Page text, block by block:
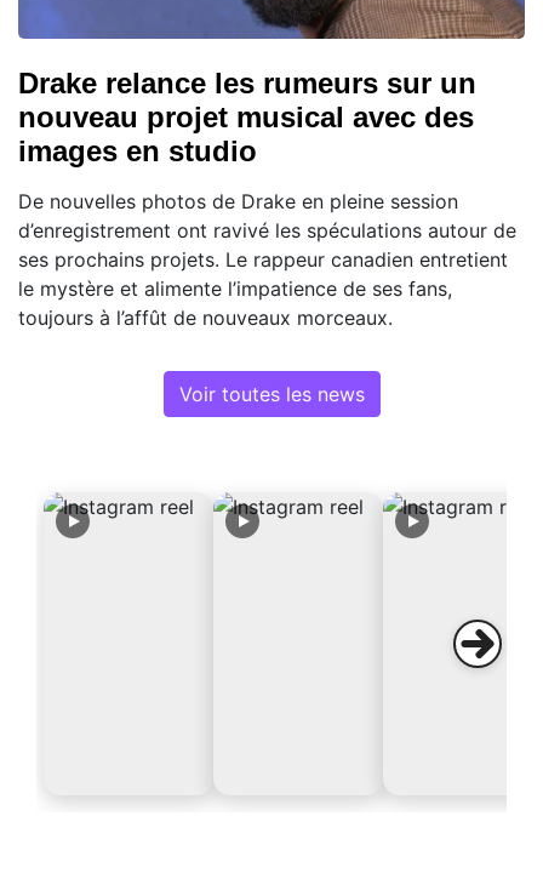
Drake relance les rumeurs sur un
nouveau projet musical avec des
images en studio
De nouvelles photos de Drake en pleine session
d’enregistrement ont ravivé les spéculations autour de
ses prochains projets. Le rappeur canadien entretient
le mystère et alimente l’impatience de ses fans,
toujours à l’affût de nouveaux morceaux.
Voir toutes les news